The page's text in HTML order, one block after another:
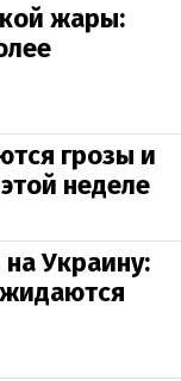
жары:
грозы и
неделе
Украину: